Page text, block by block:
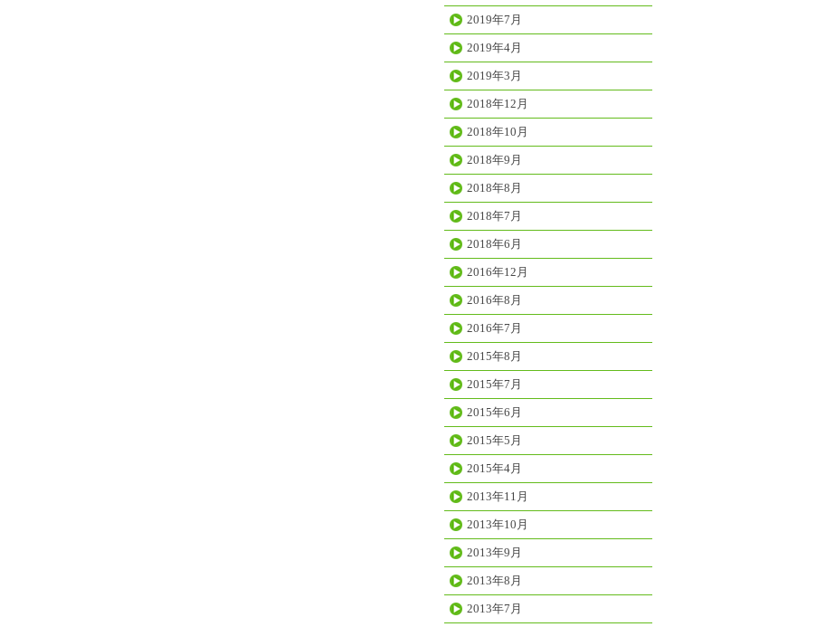
2019年7月
2019年4月
2019年3月
2018年12月
2018年10月
2018年9月
2018年8月
2018年7月
2018年6月
2016年12月
2016年8月
2016年7月
2015年8月
2015年7月
2015年6月
2015年5月
2015年4月
2013年11月
2013年10月
2013年9月
2013年8月
2013年7月